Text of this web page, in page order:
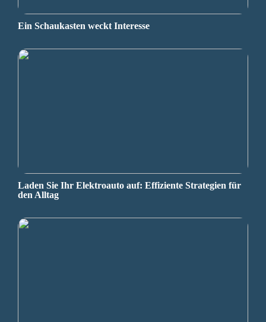
Ein Schaukasten weckt Interesse
Laden Sie Ihr Elektroauto auf: Effiziente Strategien für
den Alltag